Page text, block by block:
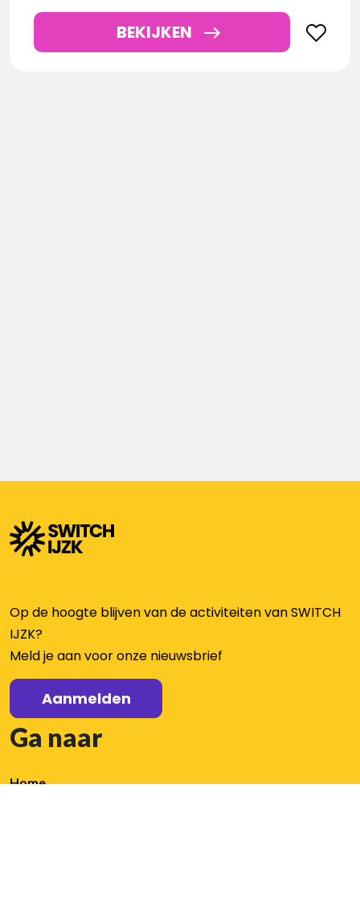
BEKIJKEN
Op de hoogte blijven van de activiteiten van SWITCH
IJZK?
Meld je aan voor onze nieuwsbrief
Aanmelden
Ga naar
Home